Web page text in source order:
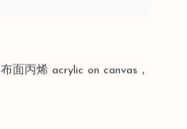
布面丙烯 acrylic on canvas，